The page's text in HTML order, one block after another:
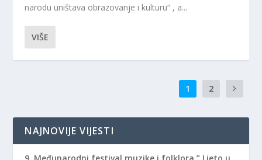
narodu uništava obrazovanje i kulturu“ , a...
VIŠE
1 2
NAJNOVIJE VIJESTI